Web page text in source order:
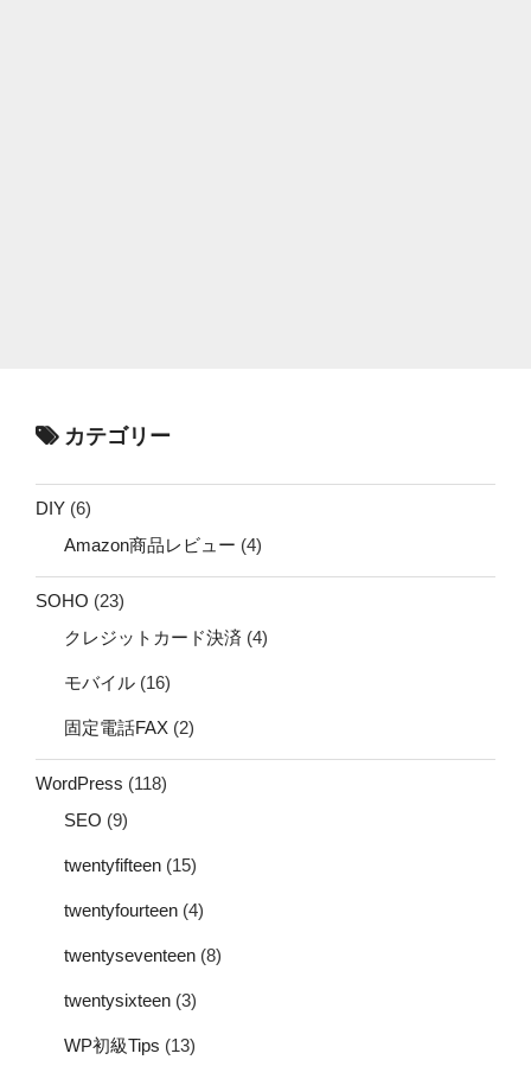
カテゴリー
DIY (6)
Amazon商品レビュー (4)
SOHO (23)
クレジットカード決済 (4)
モバイル (16)
固定電話FAX (2)
WordPress (118)
SEO (9)
twentyfifteen (15)
twentyfourteen (4)
twentyseventeen (8)
twentysixteen (3)
WP初級Tips (13)